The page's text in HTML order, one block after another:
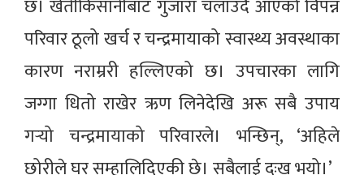
छ। खेतीकिसानीबाट गुजारा चलाउँदै आएको विपन्न
परिवार ठूलो खर्च र चन्द्रमायाको स्वास्थ्य अवस्थाका
कारण नराम्ररी हल्लिएको छ। उपचारका लागि
जग्गा धितो राखेर ऋण लिनेदेखि अरू सबै उपाय
गर्‍यो चन्द्रमायाको परिवारले। भन्छिन्, ‘अहिले
छोरीले घर सम्हालिदिएकी छे। सबैलाई दुःख भयो।’